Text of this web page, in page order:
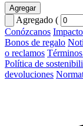
Agregar
Agregado (
Conózcanos
Bonos de regalo
o reclamos
Política de
devoluciones